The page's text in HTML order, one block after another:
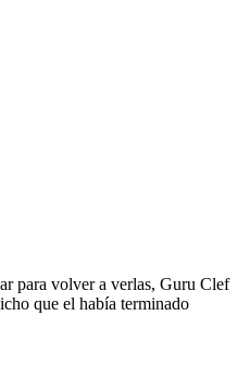
para volver a verlas, Guru Clef
que el había terminado